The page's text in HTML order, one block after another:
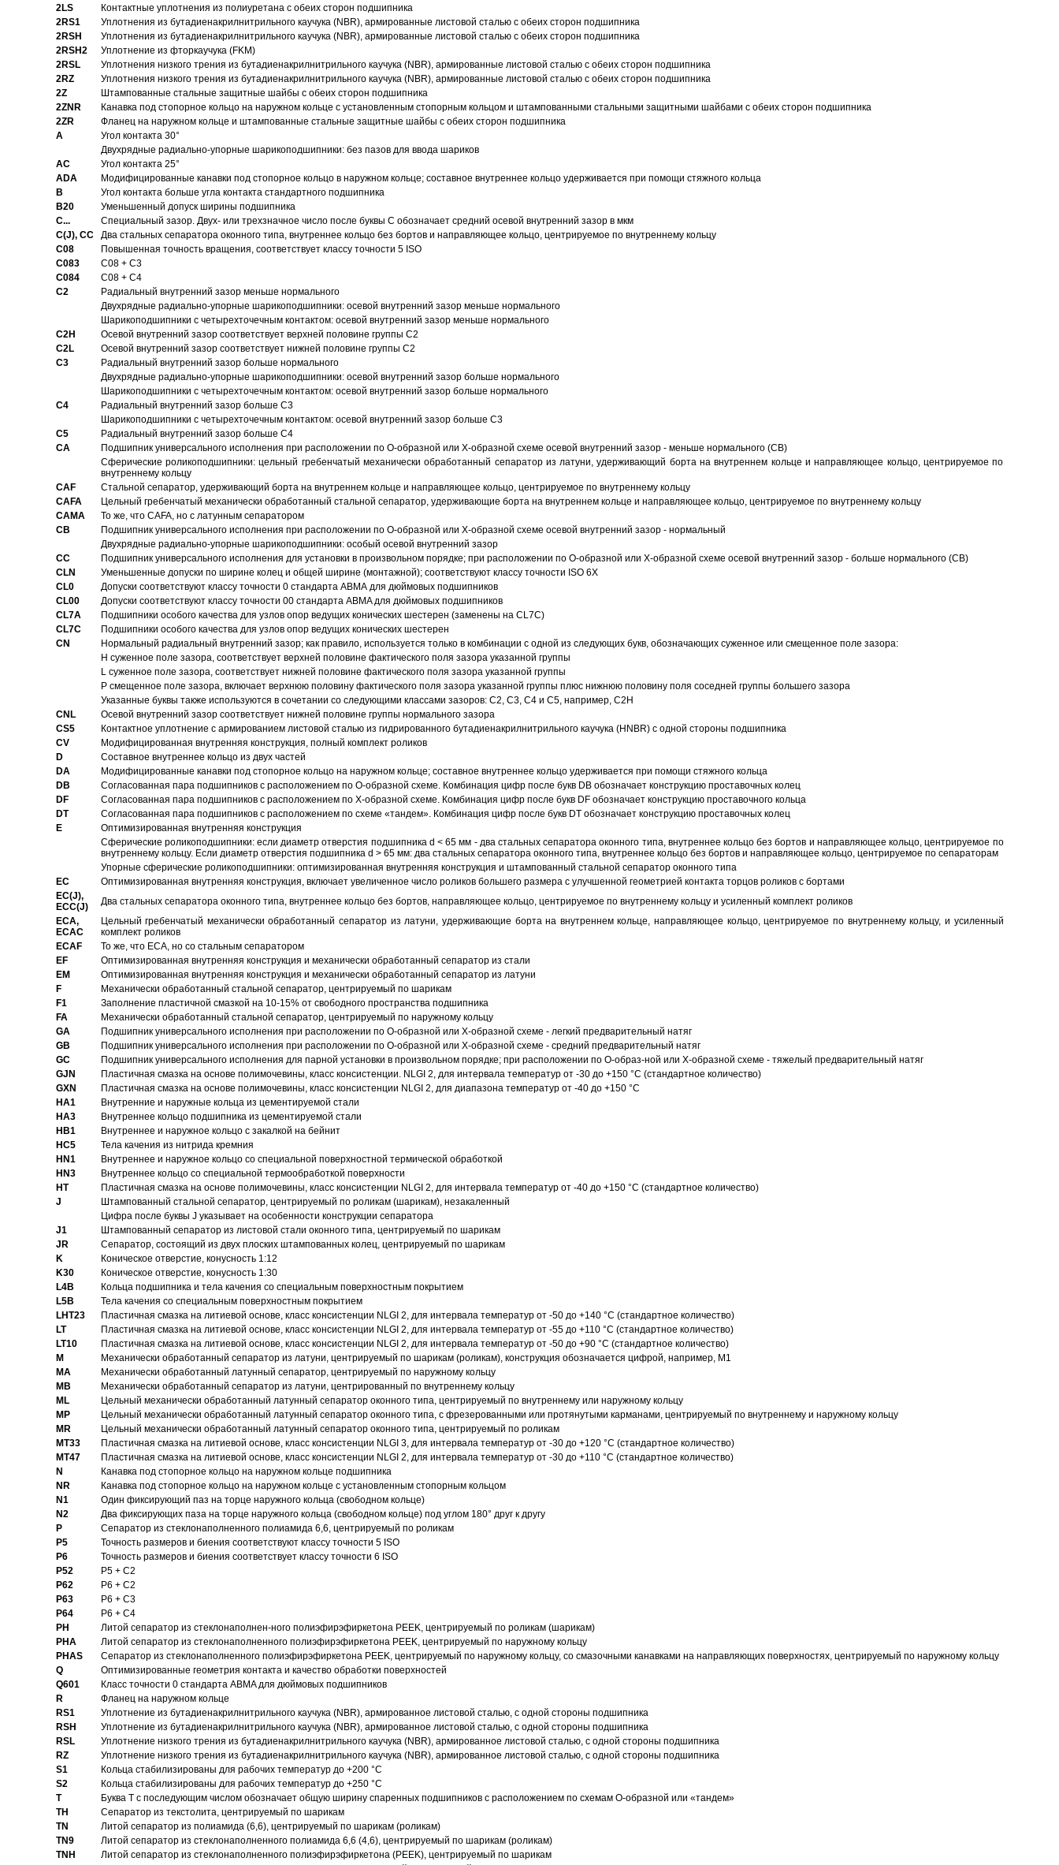
2LS
Контактные уплотнения из полиуретана с обеих сторон подшипника
2RS1
Уплотнения из бутадиенакрилнитрильного каучука (NBR), армированные листовой сталью с обеих сторон подшипника
2RSH
Уплотнения из бутадиенакрилнитрильного каучука (NBR), армированные листовой сталью с обеих сторон подшипника
2RSH2
Уплотнение из фторкаучука (FKM)
2RSL
Уплотнения низкого трения из бутадиенакрилнитрильного каучука (NBR), армированные листовой сталью с обеих сторон подшипника
2RZ
Уплотнения низкого трения из бутадиенакрилнитрильного каучука (NBR), армированные листовой сталью с обеих сторон подшипника
2Z
Штампованные стальные защитные шайбы с обеих сторон подшипника
2ZNR
Канавка под стопорное кольцо на наружном кольце с установленным стопорным кольцом и штампованными стальными защитными шайбами с обеих сторон подшипника
2ZR
Фланец на наружном кольце и штампованные стальные защитные шайбы с обеих сторон подшипника
A
Угол контакта 30°
Двухрядные радиально-упорные шарикоподшипники: без пазов для ввода шариков
AC
Угол контакта 25°
ADA
Модифицированные канавки под стопорное кольцо в наружном кольце; составное внутреннее кольцо удерживается при помощи стяжного кольца
B
Угол контакта больше угла контакта стандартного подшипника
B20
Уменьшенный допуск ширины подшипника
C...
Специальный зазор. Двух- или трехзначное число после буквы С обозначает средний осевой внутренний зазор в мкм
C(J), CC
Два стальных сепаратора оконного типа, внутреннее кольцо без бортов и направляющее кольцо, центрируемое по внутреннему кольцу
C08
Повышенная точность вращения, соответствует классу точности 5 ISO
C083
C08 + C3
C084
C08 + C4
C2
Pадиальный внутренний зазор меньше нормального
Двухрядные радиально-упорные шарикоподшипники: осевой внутренний зазор меньше нормального
Шарикоподшипники с четырехточечным контактом: осевой внутренний зазор меньше нормального
C2H
Осевой внутренний зазор соответствует верхней половине группы C2
C2L
Осевой внутренний зазор соответствует нижней половине группы C2
C3
Pадиальный внутренний зазор больше нормального
Двухрядные радиально-упорные шарикоподшипники: осевой внутренний зазор больше нормального
Шарикоподшипники с четырехточечным контактом: осевой внутренний зазор больше нормального
C4
Pадиальный внутренний зазор больше C3
Шарикоподшипники с четырехточечным контактом: осевой внутренний зазор больше C3
C5
Pадиальный внутренний зазор больше C4
CA
Подшипник универсального исполнения при расположении по О-образной или Х-образной схеме осевой внутренний зазор - меньше нормального (CB)
Сферические роликоподшипники: цельный гребенчатый механически обработанный сепаратор из латуни, удерживающий борта на внутреннем кольце и направляющее кольцо, центрируемое по
внутреннему кольцу
CAF
Стальной сепаратор, удерживающий борта на внутреннем кольце и направляющее кольцо, центрируемое по внутреннему кольцу
CAFA
Цельный гребенчатый механически обработанный стальной сепаратор, удерживающие борта на внутреннем кольце и направляющее кольцо, центрируемое по внутреннему кольцу
CAMA
То же, что CAFA, но с латунным сепаратором
CB
Подшипник универсального исполнения при расположении по О-образной или Х-образной схеме осевой внутренний зазор - нормальный
Двухрядные радиально-упорные шарикоподшипники: особый осевой внутренний зазор
CC
Подшипник универсального исполнения для установки в произвольном порядке; при расположении по О-образной или Х-образной схеме осевой внутренний зазор - больше нормального (CB)
CLN
Уменьшенные допуски по ширине колец и общей ширине (монтажной); соответствуют классу точности ISO 6X
CL0
Допуски соответствуют классу точности 0 стандарта АВМА для дюймовых подшипников
CL00
Допуски соответствуют классу точности 00 стандарта ABMA для дюймовых подшипников
CL7A
Подшипники особого качества для узлов опор ведущих конических шестерен (заменены на CL7C)
CL7C
Подшипники особого качества для узлов опор ведущих конических шестерен
CN
Hормальный радиальный внутренний зазор; как правило, используется только в комбинации с одной из следующих букв, обозначающих суженное или смещенное поле зазора:
H суженное поле зазора, соответствует верхней половине фактического поля зазора указанной группы
L суженное поле зазора, соответствует нижней половине фактического поля зазора указанной группы
P смещенное поле зазора, включает верхнюю половину фактического поля зазора указанной группы плюс нижнюю половину поля соседней группы большего зазора
Указанные буквы также используются в сочетании со следующими классами зазоров: С2, C3, С4 и С5, например, С2Н
CNL
Осевой внутренний зазор соответствует нижней половине группы нормального зазора
CS5
Контактное уплотнение с армированием листовой сталью из гидрированного бутадиенакрилнитрильного каучука (HNBR) с одной стороны подшипника
CV
Модифицированная внутренняя конструкция, полный комплект роликов
D
Составное внутреннее кольцо из двух частей
DA
Модифицированные канавки под стопорное кольцо на наружном кольце; составное внутреннее кольцо удерживается при помощи стяжного кольца
DB
Согласованная пара подшипников с расположением по О-образной схеме. Комбинация цифр после букв DB обозначает конструкцию проставочных колец
DF
Согласованная пара подшипников с расположением по Х-образной схеме. Комбинация цифр после букв DF обозначает конструкцию проставочного кольца
DT
Согласованная пара подшипников с расположением по схеме «тандем». Комбинация цифр после букв DT обозначает конструкцию проставочных колец
E
Оптимизированная внутренняя конструкция
Сферические роликоподшипники: если диаметр отверстия подшипника d < 65 мм - два стальных сепаратора оконного типа, внутреннее кольцо без бортов и направляющее кольцо, центрируемое по
внутреннему кольцу. Если диаметр отверстия подшипника d > 65 мм: два стальных сепаратора оконного типа, внутреннее кольцо без бортов и направляющее кольцо, центрируемое по сепараторам
Упорные сферические роликоподшипники: оптимизированная внутренняя конструкция и штампованный стальной сепаратор оконного типа
EC
Oптимизированная внутренняя конструкция, включает увеличенное число роликов большего размера с улучшенной геометрией контакта торцов роликов с бортами
EC(J),
ECC(J)
Два стальных сепаратора оконного типа, внутреннее кольцо без бортов, направляющее кольцо, центрируемое по внутреннему кольцу и усиленный комплект роликов
ECA,
ECAC
Цельный гребенчатый механически обработанный сепаратор из латуни, удерживающие борта на внутреннем кольце, направляющее кольцо, центрируемое по внутреннему кольцу, и усиленный
комплект роликов
ECAF
То же, что ECA, но со стальным сепаратором
EF
Оптимизированная внутренняя конструкция и механически обработанный сепаратор из стали
EM
Оптимизированная внутренняя конструкция и механически обработанный сепаратор из латуни
F
Механически обработанный стальной сепаратор, центрируемый по шарикам
F1
Заполнение пластичной смазкой на 10-15% от свободного пространства подшипника
FA
Механически обработанный стальной сепаратор, центрируемый по наружному кольцу
GA
Подшипник универсального исполнения при расположении по О-образной или Х-образной схеме - легкий предварительный натяг
GB
Подшипник универсального исполнения при расположении по О-образной или Х-образной схеме - средний предварительный натяг
GC
Подшипник универсального исполнения для парной установки в произвольном порядке; при расположении по О-образ-ной или Х-образной схеме - тяжелый предварительный натяг
GJN
Пластичная смазка на основе полимочевины, класс консистенции. NLGI 2, для интервала температур от -30 до +150 °C (стандартное количество)
GXN
Пластичная смазка на основе полимочевины, класс консистенции NLGI 2, для диапазона температур от -40 до +150 °C
HA1
Внутренние и наружные кольца из цементируемой стали
HA3
Bнутреннее кольцо подшипника из цементируемой стали
HB1
Bнутреннее и наружное кольцо с закалкой на бейнит
HC5
Тела качения из нитрида кремния
HN1
Bнутреннее и наружное кольцо со специальной поверхностной термической обработкой
HN3
Внутреннее кольцо со специальной термообработкой поверхности
HT
Пластичная смазка на основе полимочевины, класс консистенции NLGI 2, для интервала температур от -40 до +150 °C (стандартное количество)
J
Штампованный стальной сепаратор, центрируемый по роликам (шарикам), незакаленный
Цифра после буквы J указывает на особенности конструкции сепаратора
J1
Штампованный сепаратор из листовой стали оконного типа, центрируемый по шарикам
JR
Сепаратор, состоящий из двух плоских штампованных колец, центрируемый по шарикам
K
Коническое отверстие, конусность 1:12
K30
Коническое отверстие, конусность 1:30
L4B
Кольца подшипника и тела качения со специальным поверхностным покрытием
L5B
Тела качения со специальным поверхностным покрытием
LHT23
Пластичная смазка на литиевой основе, класс консистенции NLGI 2, для интервала температур от -50 до +140 °C (стандартное количество)
LT
Пластичная смазка на литиевой основе, класс консистенции NLGI 2, для интервала температур от -55 до +110 °C (стандартное количество)
LT10
Пластичная смазка на литиевой основе, класс консистенции NLGI 2, для интервала температур от -50 до +90 °C (стандартное количество)
M
Механически обработанный сепаратор из латуни, центрируемый по шарикам (роликам), конструкция обозначается цифрой, например, M1
MA
Механически обработанный латунный сепаратор, центрируемый по наружному кольцу
MB
Механически обработанный сепаратор из латуни, центрированный по внутреннему кольцу
ML
Цельный механически обработанный латунный сепаратор оконного типа, центрируемый по внутреннему или наружному кольцу
MP
Цельный механически обработанный латунный сепаратор оконного типа, с фрезерованными или протянутыми карманами, центрируемый по внутреннему и наружному кольцу
MR
Цельный механически обработанный латунный сепаратор оконного типа, центрируемый по роликам
MT33
Пластичная смазка на литиевой основе, класс консистенции NLGI 3, для интервала температур от -30 до +120 °C (стандартное количество)
MT47
Пластичная смазка на литиевой основе, класс консистенции NLGI 2, для интервала температур от -30 до +110 °C (стандартное количество)
N
Канавка под стопорное кольцо на наружном кольце подшипника
NR
Канавка под стопорное кольцо на наружном кольце с установленным стопорным кольцом
N1
Один фиксирующий паз на торце наружного кольца (свободном кольце)
N2
Два фиксирующих паза на торце наружного кольца (свободном кольце) под углом 180° друг к другу
P
Cепаратор из стеклонаполненного полиамида 6,6, центрируемый по роликам
P5
Точность размеров и биения соответствуют классу точности 5 ISO
P6
Точность размеров и биения соответствует классу точности 6 ISO
P52
P5 + C2
P62
P6 + C2
P63
P6 + C3
P64
P6 + C4
PH
Литой сепаратор из стеклонаполнен-ного полиэфирэфиркетона PEEK, центрируемый по роликам (шарикам)
PHA
Литой сепаратор из стеклонаполненного полиэфирэфиркетона PEEK, центрируемый по наружному кольцу
PHAS
Сепаратор из стеклонаполненного полиэфирэфиркетона PEEK, центрируемый по наружному кольцу, со смазочными канавками на направляющих поверхностях, центрируемый по наружному кольцу
Q
Оптимизированные геометрия контакта и качество обработки поверхностей
Q601
Класс точности 0 стандарта ABMA для дюймовых подшипников
R
Фланец на наружном кольце
RS1
Уплотнение из бутадиенакрилнитрильного каучука (NBR), армированное листовой сталью, с одной стороны подшипника
RSH
Уплотнение из бутадиенакрилнитрильного каучука (NBR), армированное листовой сталью, с одной стороны подшипника
RSL
Уплотнение низкого трения из бутадиенакрилнитрильного каучука (NBR), армированное листовой сталью, с одной стороны подшипника
RZ
Уплотнение низкого трения из бутадиенакрилнитрильного каучука (NBR), армированное листовой сталью, с одной стороны подшипника
S1
Кольца стабилизированы для рабочих температур до +200 °C
S2
Кольца стабилизированы для рабочих температур до +250 °C
T
Буква T с последующим числом обозначает общую ширину спаренных подшипников с расположением по схемам О-образной или «тандем»
TH
Сепаратор из текстолита, центрируемый по шарикам
TN
Литой сепаратор из полиамида (6,6), центрируемый по шарикам (роликам)
TN9
Литой сепаратор из стеклонаполненного полиамида 6,6 (4,6), центрируемый по шарикам (роликам)
TNH
Литой сепаратор из стеклонаполненного полиэфирэфиркетона (PEEK), центрируемый по шарикам